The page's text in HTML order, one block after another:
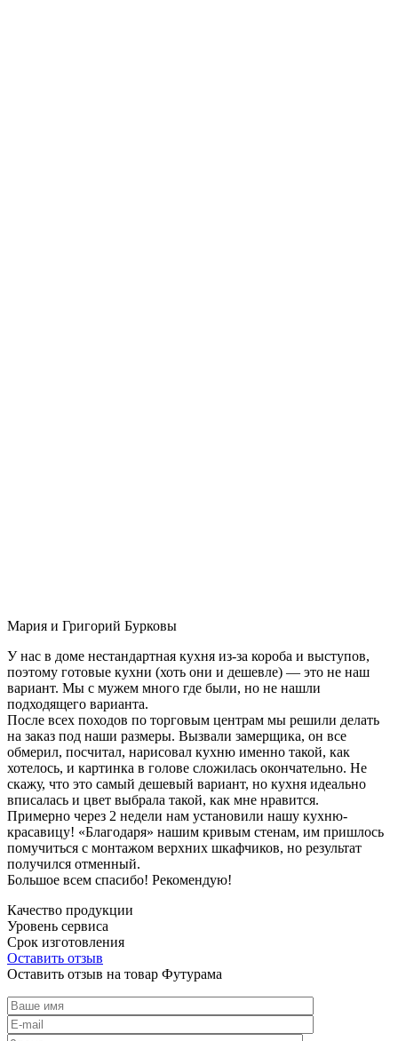
Мария и Григорий Бурковы
У нас в доме нестандартная кухня из-за короба и выступов,
поэтому готовые кухни (хоть они и дешевле) — это не наш
вариант. Мы с мужем много где были, но не нашли
подходящего варианта.
После всех походов по торговым центрам мы решили делать
на заказ под наши размеры. Вызвали замерщика, он все
обмерил, посчитал, нарисовал кухню именно такой, как
хотелось, и картинка в голове сложилась окончательно. Не
скажу, что это самый дешевый вариант, но кухня идеально
вписалась и цвет выбрала такой, как мне нравится.
Примерно через 2 недели нам установили нашу кухню-
красавицу! «Благодаря» нашим кривым стенам, им пришлось
помучиться с монтажом верхних шкафчиков, но результат
получился отменный.
Большое всем спасибо! Рекомендую!
Качество продукции
Уровень сервиса
Срок изготовления
Оставить отзыв
Оставить отзыв на товар Футурама